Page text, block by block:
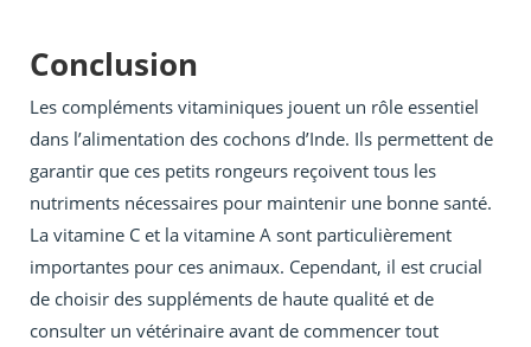
Conclusion
Les compléments vitaminiques jouent un rôle essentiel
dans l’alimentation des cochons d’Inde. Ils permettent de
garantir que ces petits rongeurs reçoivent tous les
nutriments nécessaires pour maintenir une bonne santé.
La vitamine C et la vitamine A sont particulièrement
importantes pour ces animaux. Cependant, il est crucial
de choisir des suppléments de haute qualité et de
consulter un vétérinaire avant de commencer tout